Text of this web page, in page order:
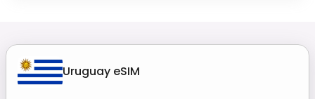
Uruguay eSIM